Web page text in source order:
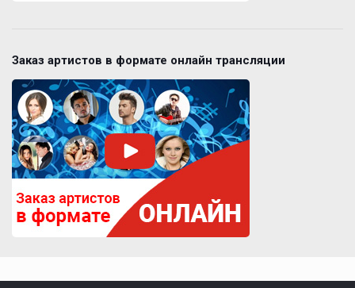
Заказ артистов в формате онлайн трансляции